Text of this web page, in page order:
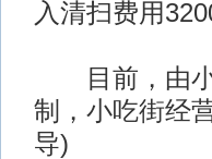
入清扫费用
目前，由小
制，小吃街经
导)